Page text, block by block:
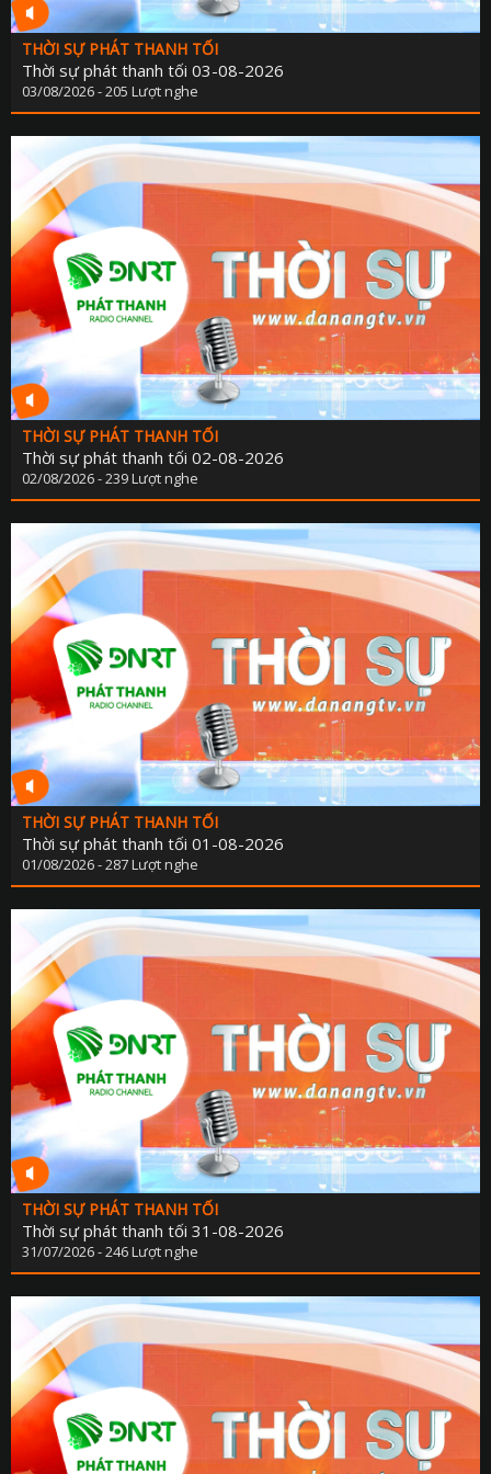
PHÁP
THỂ
VĂN HÓA - GIẢI
Y TẾ - GIÁO
GÓP Ý DỰ THẢO LUẬT ĐẤT ĐAI (SỬA
TIẾNG DÂN TỘC THIỂU
DÂN TỘC VÀ MIỀN NÚI TIẾNG CƠ
SẢN VẬT VÙNG CAO TIẾNG CƠ
CHUYÊN MỤC THÔNG BÁO - QUẢNG
KẾ HOẠCH PHÁT TRIỂN
LỊCH CƠ
TIN
THÔNG BÁO - TUYỂN
THÔNG TIN BÁO
THỜI SỰ PHÁT THANH TỐI
Thời sự phát thanh tối 03-08-2026
03/08/2026 - 205 Lượt nghe
THỜI SỰ PHÁT THANH TỐI
Thời sự phát thanh tối 02-08-2026
02/08/2026 - 239 Lượt nghe
THỜI SỰ PHÁT THANH TỐI
Thời sự phát thanh tối 01-08-2026
01/08/2026 - 287 Lượt nghe
THỜI SỰ PHÁT THANH TỐI
Thời sự phát thanh tối 31-08-2026
31/07/2026 - 246 Lượt nghe